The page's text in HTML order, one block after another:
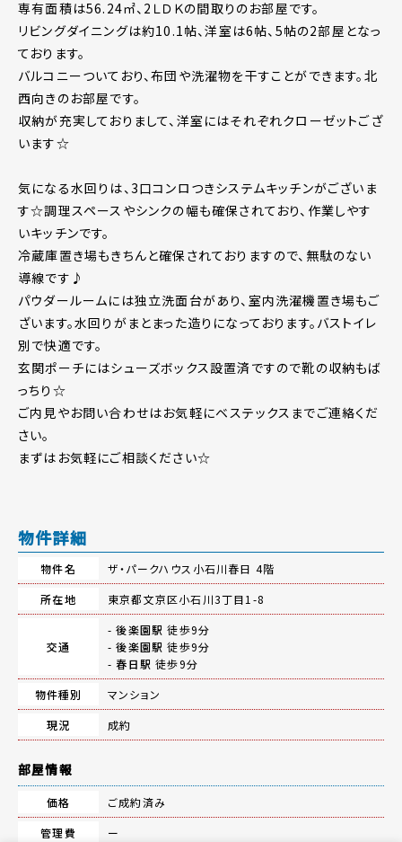
専有面積は56.24㎡、2ＬＤＫの間取りのお部屋です。
リビングダイニングは約10.1帖、洋室は6帖、5帖の2部屋となっ
ております。
バルコニーついており、布団や洗濯物を干すことができます。北
西向きのお部屋です。
収納が充実しておりまして、洋室にはそれぞれクローゼットござ
います☆
気になる水回りは、3口コンロつきシステムキッチンがございま
す☆調理スペースやシンクの幅も確保されており、作業しやす
いキッチンです。
冷蔵庫置き場もきちんと確保されておりますので、無駄のない
導線です♪
パウダールームには独立洗面台があり、室内洗濯機置き場もご
ざいます。水回りがまとまった造りになっております。バストイレ
別で快適です。
玄関ポーチにはシューズボックス設置済ですので靴の収納もば
っちり☆
ご内見やお問い合わせはお気軽にベステックスまでご連絡くだ
さい。
まずはお気軽にご相談ください☆
物件詳細
物件名
ザ・パークハウス小石川春日 4階
所在地
東京都文京区小石川3丁目1-8
交通
-後楽園駅 徒歩9分
-後楽園駅 徒歩9分
- 春日駅 徒歩9分
物件種別
マンション
現況
成約
部屋情報
価格
ご成約済み
管理費
ー